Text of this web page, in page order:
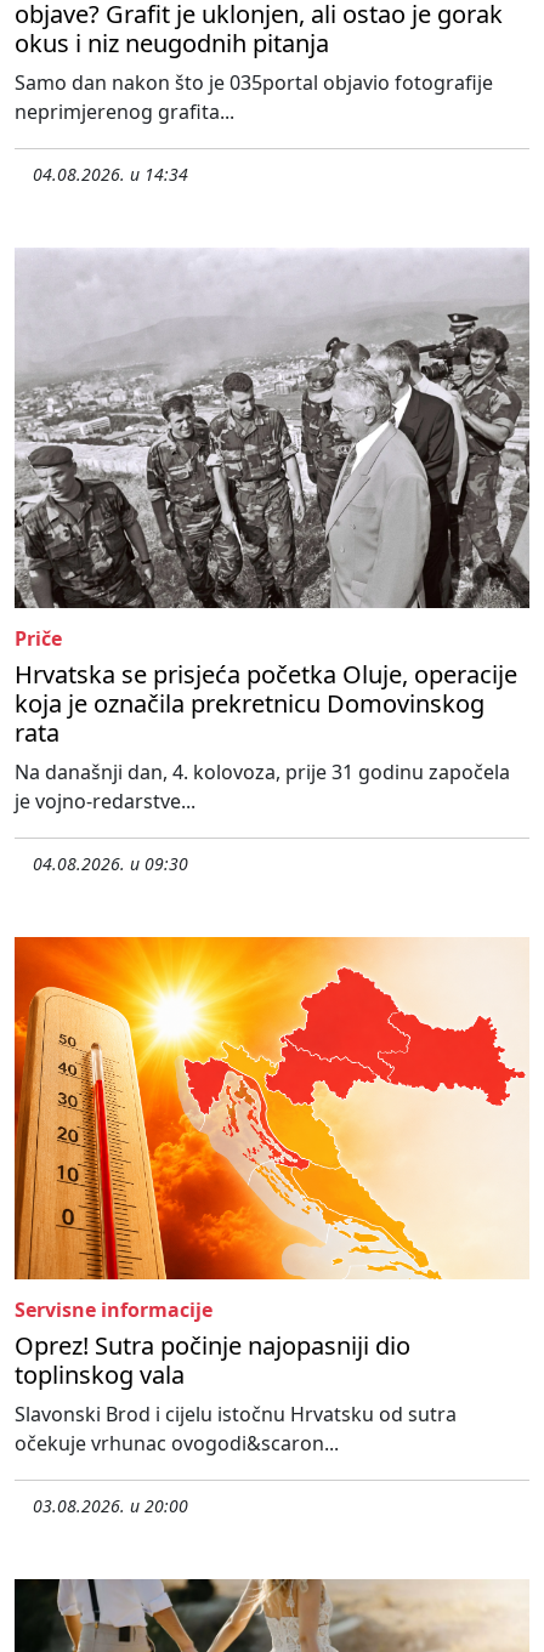
objave? Grafit je uklonjen, ali ostao je gorak
okus i niz neugodnih pitanja
Samo dan nakon što je 035portal objavio fotografije
neprimjerenog grafita...
04.08.2026. u 14:34
Priče
Hrvatska se prisjeća početka Oluje, operacije
koja je označila prekretnicu Domovinskog
rata
Na današnji dan, 4. kolovoza, prije 31 godinu započela
je vojno-redarstve...
04.08.2026. u 09:30
Servisne informacije
Oprez! Sutra počinje najopasniji dio
toplinskog vala
Slavonski Brod i cijelu istočnu Hrvatsku od sutra
očekuje vrhunac ovogodi&scaron...
03.08.2026. u 20:00